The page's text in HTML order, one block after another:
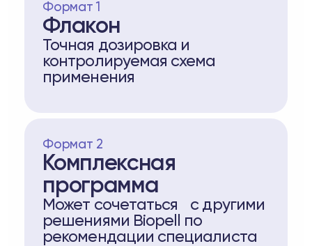
Формат 1
Флакон
Точная дозировка и
контролируемая схема
применения
Формат 2
Комплексная
программа
Может сочетаться с другими
решениями Biopell по
рекомендации специалиста